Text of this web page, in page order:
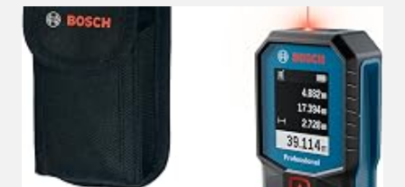
STOSSDÄMPFENDES G